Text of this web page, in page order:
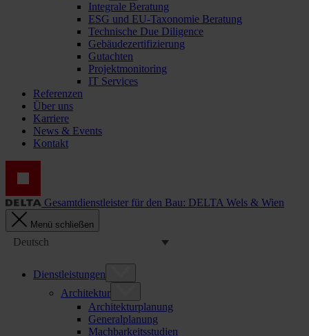
Integrale Beratung
ESG und EU-Taxonomie Beratung
Technische Due Diligence
Gebäudezertifizierung
Gutachten
Projektmonitoring
IT Services
Referenzen
Über uns
Karriere
News & Events
Kontakt
Gesamtdienstleister für den Bau: DELTA Wels & Wien
Menü schließen
Deutsch
Dienstleistungen
Architektur
Architekturplanung
Generalplanung
Machbarkeitsstudien